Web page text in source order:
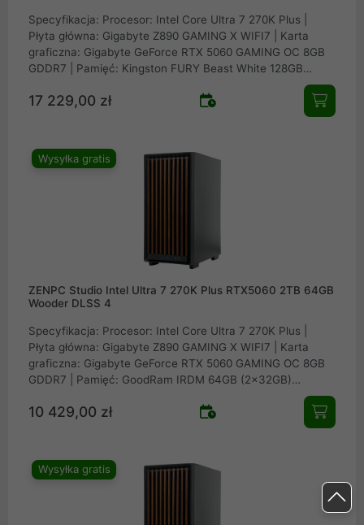
Specyfikacja: Procesor: Intel Core Ultra 7 270K Plus |
Płyta główna: Gigabyte Z890 GAMING X WIFI7 | Karta
graficzna: Gigabyte GeForce RTX 5060 GAMING OC 8GB
GDDR7 | Pamięć: Kingston FURY Beast White 128GB
(4x32GB) 5200MHz CL40 | Dysk: Samsung SSD 990 PRO
2TB M.2 PCIe NVMe Gen4 | Obudowa: ZENPC Wooder TG
Chłodzenie procesora: Arctic Liquid Freezer III Pro 240
17 229,00 zł
Wysyłka gratis
ZENPC Studio Intel Ultra 7 270K Plus RTX5060 2TB 64GB
Wooder DLSS 4
Specyfikacja: Procesor: Intel Core Ultra 7 270K Plus |
Płyta główna: Gigabyte Z890 GAMING X WIFI7 | Karta
graficzna: Gigabyte GeForce RTX 5060 GAMING OC 8GB
GDDR7 | Pamięć: GoodRam IRDM 64GB (2x32GB)
6000MHz CL30 | Dysk: Samsung SSD 990 PRO 2TB M.2
PCIe NVMe Gen4 | Obudowa: ZENPC Wooder TG Black 4x
Fander P12 PWM PST | Zasilacz: Seasonic FOCUS GX-750
procesora: Arctic Liquid Freezer III Pro 240
10 429,00 zł
Wysyłka gratis